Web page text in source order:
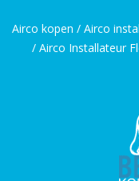
Airco kopen / Airco
/ Airco Installateur